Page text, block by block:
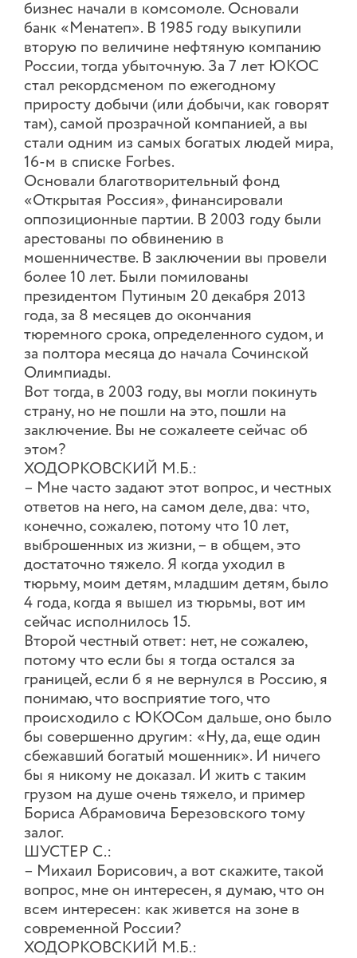
бизнес начали в комсомоле. Основали
банк «Менатеп». В 1985 году выкупили
вторую по величине нефтяную компанию
России, тогда убыточную. За 7 лет ЮКОС
стал рекордсменом по ежегодному
приросту добычи (или д́обычи, как говорят
там), самой прозрачной компанией, а вы
стали одним из самых богатых людей мира,
16-м в списке Forbes.
Основали благотворительный фонд
«Открытая Россия», финансировали
оппозиционные партии. В 2003 году были
арестованы по обвинению в
мошенничестве. В заключении вы провели
более 10 лет. Были помилованы
президентом Путиным 20 декабря 2013
года, за 8 месяцев до окончания
тюремного срока, определенного судом, и
за полтора месяца до начала Сочинской
Олимпиады.
Вот тогда, в 2003 году, вы могли покинуть
страну, но не пошли на это, пошли на
заключение. Вы не сожалеете сейчас об
этом?
ХОДОРКОВСКИЙ М.Б.:
– Мне часто задают этот вопрос, и честных
ответов на него, на самом деле, два: что,
конечно, сожалею, потому что 10 лет,
выброшенных из жизни, – в общем, это
достаточно тяжело. Я когда уходил в
тюрьму, моим детям, младшим детям, было
4 года, когда я вышел из тюрьмы, вот им
сейчас исполнилось 15.
Второй честный ответ: нет, не сожалею,
потому что если бы я тогда остался за
границей, если б я не вернулся в Россию, я
понимаю, что восприятие того, что
происходило с ЮКОСом дальше, оно было
бы совершенно другим: «Ну, да, еще один
сбежавший богатый мошенник». И ничего
бы я никому не доказал. И жить с таким
грузом на душе очень тяжело, и пример
Бориса Абрамовича Березовского тому
залог.
ШУСТЕР С.:
– Михаил Борисович, а вот скажите, такой
вопрос, мне он интересен, я думаю, что он
всем интересен: как живется на зоне в
современной России?
ХОДОРКОВСКИЙ М.Б.: